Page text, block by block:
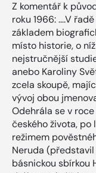
Z komentář k
roku 1966: ....V
základem
místo historie, o
nejstručnější
anebo Karoliny
zcela skoupě,
vývoj obou
Odehrála se v
českého života,
režimem
Neruda
básnickou sbírkou